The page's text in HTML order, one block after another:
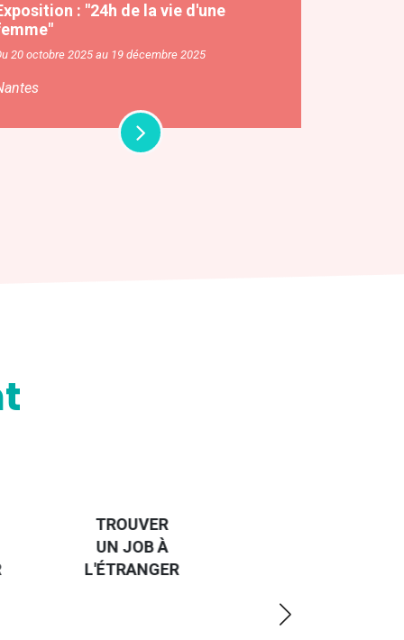
: "24h de la vie d'une
20 octobre 2025 au 19 décembre 2025
TROUVER
UN JOB À
L'ÉTRANGER